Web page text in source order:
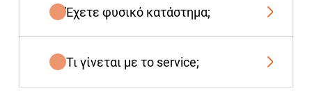
Έχετε φυσικό κατάστημα;
Τι γίνεται με το service;